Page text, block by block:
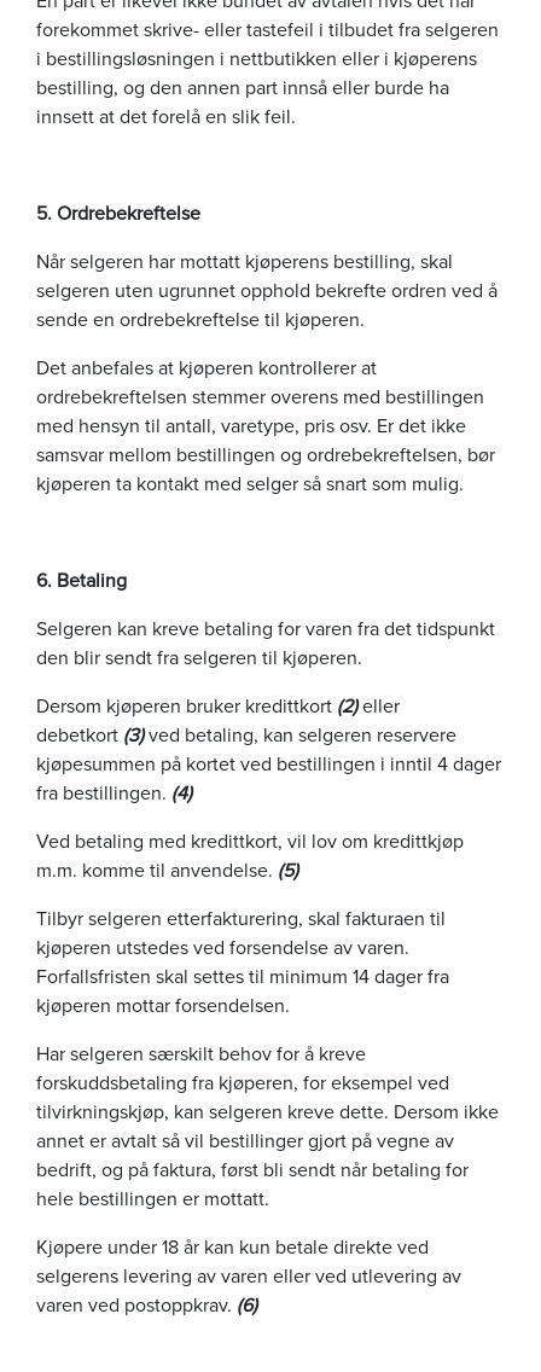
forekommet skrive- eller tastefeil i tilbudet fra selgeren
i bestillingsløsningen i nettbutikken eller i kjøperens
bestilling, og den annen part innså eller burde ha
innsett at det forelå en slik feil.
5. Ordrebekreftelse
Når selgeren har mottatt kjøperens bestilling, skal
selgeren uten ugrunnet opphold bekrefte ordren ved å
sende en ordrebekreftelse til kjøperen.
Det anbefales at kjøperen kontrollerer at
ordrebekreftelsen stemmer overens med bestillingen
med hensyn til antall, varetype, pris osv. Er det ikke
samsvar mellom bestillingen og ordrebekreftelsen, bør
kjøperen ta kontakt med selger så snart som mulig.
6. Betaling
Selgeren kan kreve betaling for varen fra det tidspunkt
den blir sendt fra selgeren til kjøperen.
Dersom kjøperen bruker kredittkort (2)eller
debetkort (3)ved betaling, kan selgeren reservere
kjøpesummen på kortet ved bestillingen i inntil 4 dager
fra bestillingen. (4)
Ved betaling med kredittkort, vil lov om kredittkjøp
m.m. komme til anvendelse. (5)
Tilbyr selgeren etterfakturering, skal fakturaen til
kjøperen utstedes ved forsendelse av varen.
Forfallsfristen skal settes til minimum 14 dager fra
kjøperen mottar forsendelsen.
Har selgeren særskilt behov for å kreve
forskuddsbetaling fra kjøperen, for eksempel ved
tilvirkningskjøp, kan selgeren kreve dette. Dersom ikke
annet er avtalt så vil bestillinger gjort på vegne av
bedrift, og på faktura, først bli sendt når betaling for
hele bestillingen er mottatt.
Kjøpere under 18 år kan kun betale direkte ved
selgerens levering av varen eller ved utlevering av
varen ved postoppkrav. (6)